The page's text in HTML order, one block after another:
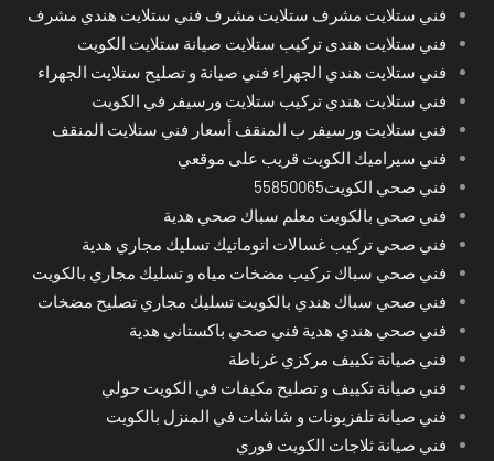
فني ستلايت مشرف ستلايت مشرف فني ستلايت هندي مشرف
فني ستلايت هندى تركيب ستلايت صيانة ستلايت الكويت
فني ستلايت هندي الجهراء فني صيانة و تصليح ستلايت الجهراء
فني ستلايت هندي تركيب ستلايت ورسيفر في الكويت
فني ستلايت ورسيفر ب المنقف أسعار فني ستلايت المنقف
فني سيراميك الكويت قريب على موقعي
فني صحي الكويت55850065
فني صحي بالكويت معلم سباك صحي هدية
فني صحي تركيب غسالات اتوماتيك تسليك مجاري هدية
فني صحي سباك تركيب مضخات مياه و تسليك مجاري بالكويت
فني صحي سباك هندي بالكويت تسليك مجاري تصليح مضخات
فني صحي هندي هدية فني صحي باكستاني هدية
فني صيانة تكييف مركزي غرناطة
فني صيانة تكييف و تصليح مكيفات في الكويت حولي
فني صيانة تلفزيونات و شاشات في المنزل بالكويت
فني صيانة ثلاجات الكويت فوري